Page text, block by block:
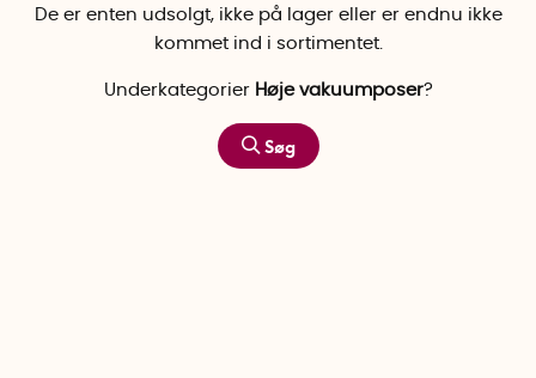
De er enten udsolgt, ikke på lager eller er endnu ikke
kommet ind i sortimentet.
Underkategorier Høje vakuumposer?
Søg